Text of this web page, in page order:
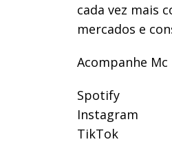
cada vez mais
mercados e
Acompanhe Mc
Spotify
Instagram
TikTok